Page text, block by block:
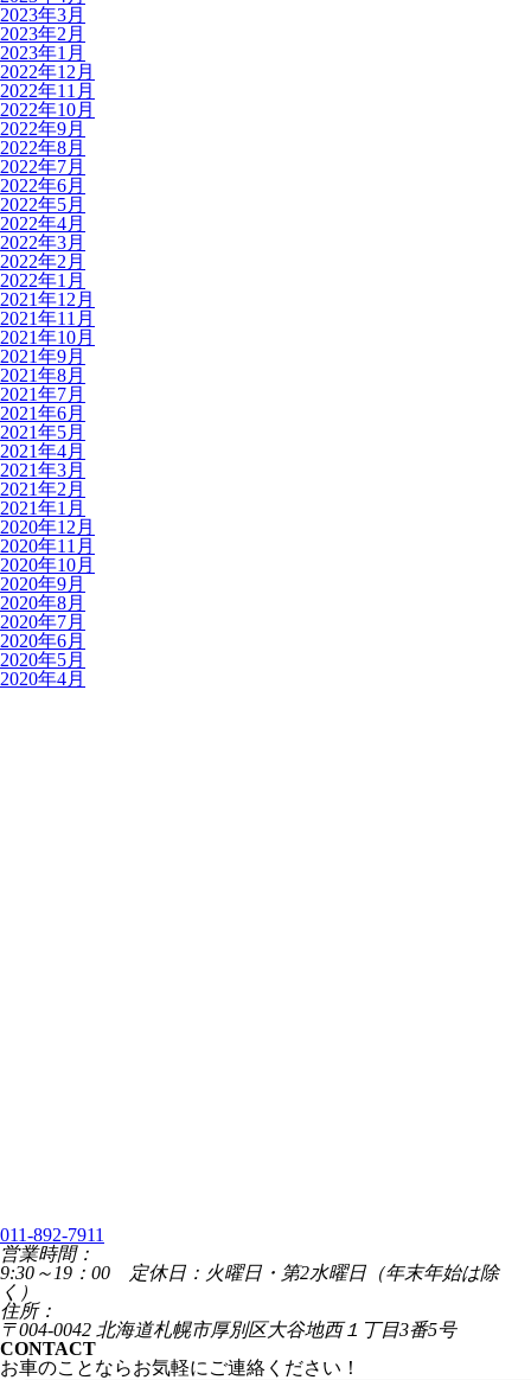
2023年3月
2023年2月
2023年1月
2022年12月
2022年11月
2022年10月
2022年9月
2022年8月
2022年7月
2022年6月
2022年5月
2022年4月
2022年3月
2022年2月
2022年1月
2021年12月
2021年11月
2021年10月
2021年9月
2021年8月
2021年7月
2021年6月
2021年5月
2021年4月
2021年3月
2021年2月
2021年1月
2020年12月
2020年11月
2020年10月
2020年9月
2020年8月
2020年7月
2020年6月
2020年5月
2020年4月
011-892-7911
営業時間：
9:30～19：00 定休日：火曜日・第2水曜日（年末年始は除
く）
住所：
〒004-0042 北海道札幌市厚別区大谷地西１丁目3番5号
CONTACT
お車のことならお気軽にご連絡ください！